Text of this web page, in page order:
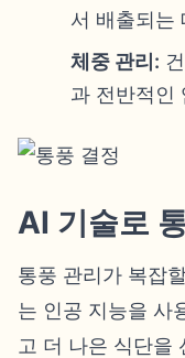
서 배출되는
체중 관리:
과 전반적인
AI 기술로
통풍 관리가 복잡
는 인공 지능을 사
고 더 나은 식단을